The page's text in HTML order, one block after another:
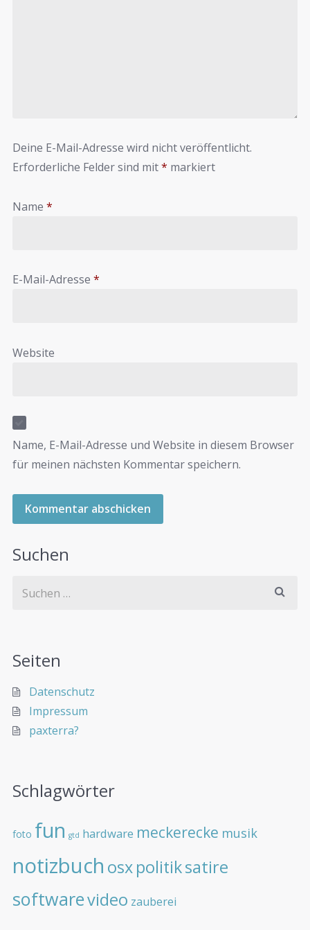
Deine E-Mail-Adresse wird nicht veröffentlicht.
Erforderliche Felder sind mit* markiert
Name *
E-Mail-Adresse *
Website
Name, E-Mail-Adresse und Website in diesem Browser
für meinen nächsten Kommentar speichern.
Suchen
Seiten
Datenschutz
Impressum
paxterra?
Schlagwörter
foto fun gtd hardware meckerecke musik
notizbuch osxpolitiksatire
softwarevideo zauberei